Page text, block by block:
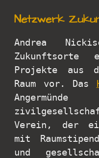
Netzwerk
Andrea
Projekte aus
Raum vor. Das
Verein, der
mit
und